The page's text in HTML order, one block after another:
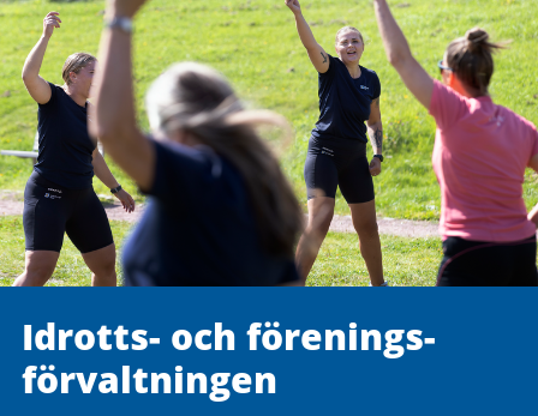
Idrotts- och förenings­
förvaltningen